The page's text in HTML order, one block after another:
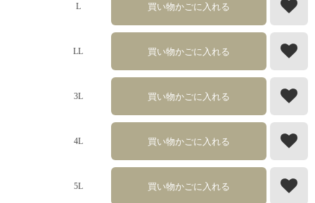
L 買い物かごに入れる
LL 買い物かごに入れる
3L 買い物かごに入れる
4L 買い物かごに入れる
5L 買い物かごに入れる